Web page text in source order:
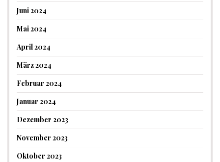
Juni 2024
Mai 2024
April 2024
März 2024
Februar 2024
Januar 2024
Dezember 2023
November 2023
Oktober 2023